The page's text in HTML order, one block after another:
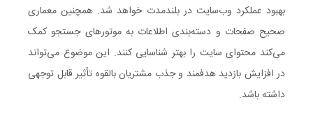
بهبود عملکرد وب‌سایت در بلندمدت خواهد شد. همچنین معماری
صحیح صفحات و دسته‌بندی اطلاعات به موتورهای جستجو کمک
می‌کند محتوای سایت را بهتر شناسایی کنند. این موضوع می‌تواند
در افزایش بازدید هدفمند و جذب مشتریان بالقوه تأثیر قابل توجهی
داشته باشد.